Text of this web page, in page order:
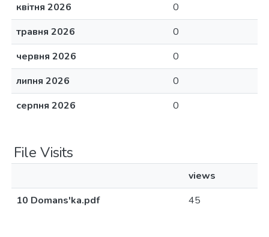
квітня 2026
0
травня 2026
0
червня 2026
0
липня 2026
0
серпня 2026
0
File Visits
views
10 Domans'ka.pdf
45